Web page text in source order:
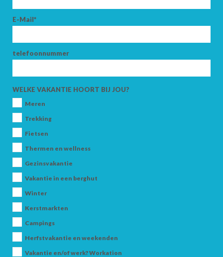
E-Mail*
telefoonnummer
WELKE VAKANTIE HOORT BIJ JOU?
Meren
Trekking
Fietsen
Thermen en wellness
Gezinsvakantie
Vakantie in een berghut
Winter
Kerstmarkten
Campings
Herfstvakantie en weekenden
Vakantie en/of werk? Workation